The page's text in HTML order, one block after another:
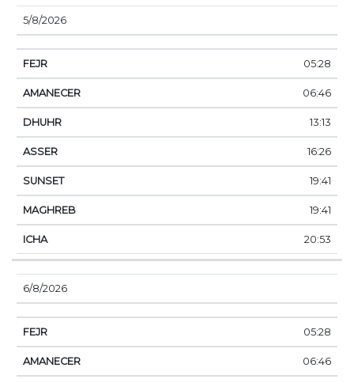
5/8/2026
05:28
06:46
13:13
16:26
19:41
19:41
20:53
6/8/2026
05:28
06:46